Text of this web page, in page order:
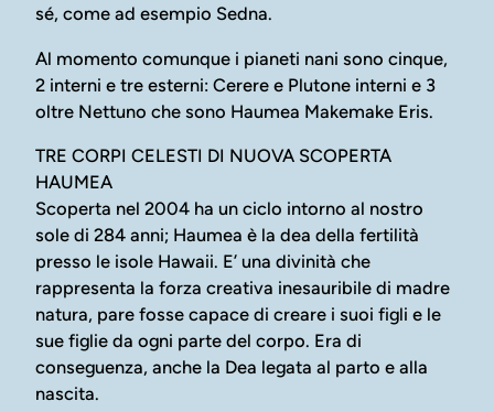
sé, come ad esempio Sedna.
Al momento comunque i pianeti nani sono cinque,
2 interni e tre esterni: Cerere e Plutone interni e 3
oltre Nettuno che sono Haumea Makemake Eris.
TRE CORPI CELESTI DI NUOVA SCOPERTA
HAUMEA
Scoperta nel 2004 ha un ciclo intorno al nostro
sole di 284 anni; Haumea è la dea della fertilità
presso le isole Hawaii. E’ una divinità che
rappresenta la forza creativa inesauribile di madre
natura, pare fosse capace di creare i suoi figli e le
sue figlie da ogni parte del corpo. Era di
conseguenza, anche la Dea legata al parto e alla
nascita.